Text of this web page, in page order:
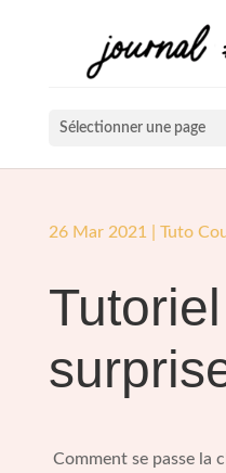
Sélectionner une page
26 Mar 2021 Tuto
Comment se passe la